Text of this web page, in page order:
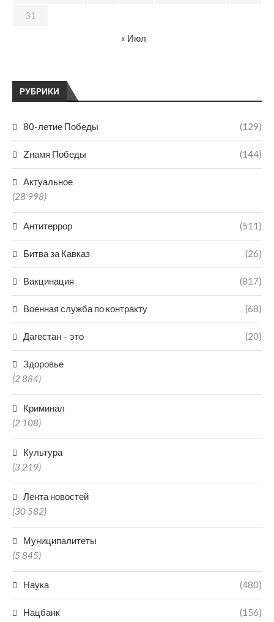
РУБРИКИ
80-летие Победы (129)
Zнамя Победы (144)
Актуальное
(28 998)
Антитеррор (511)
Битва за Кавказ (26)
Вакцинация (817)
Военная служба по контракту (68)
Дагестан – это (20)
Здоровье
(2 884)
Криминал
(2 108)
Культура
(3 219)
Лента новостей
(30 582)
Муниципалитеты
(5 845)
Наука (480)
Нацбанк (156)
31
« Июл